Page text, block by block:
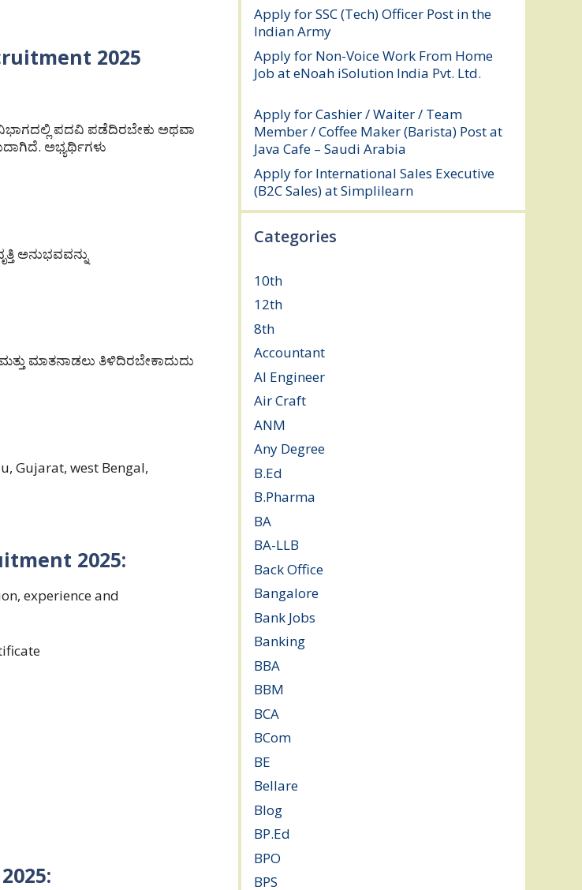
2025
ಪದವಿ ಪಡೆದಿರಬೇಕು ಅಥವಾ
ಅಭ್ಯರ್ಥಿಗಳು
ಅನುಭವವನ್ನು
ಮಾತನಾಡಲು ತಿಳಿದಿರಬೇಕಾದುದು
Gujarat, west Bengal,
2025:
experience and
Apply for SSC (Tech) Officer Post in the
Indian Army
Apply for Non-Voice Work From Home
Job at eNoah iSolution India Pvt. Ltd.
Apply for Cashier / Waiter / Team
Member / Coffee Maker (Barista) Post at
Java Cafe – Saudi Arabia
Apply for International Sales Executive
(B2C Sales) at Simplilearn
Categories
10th
12th
8th
Accountant
AI Engineer
Air Craft
ANM
Any Degree
B.Ed
B.Pharma
BA
BA-LLB
Back Office
Bangalore
Bank Jobs
Banking
BBA
BBM
BCA
BCom
BE
Bellare
Blog
BP.Ed
BPO
BPS